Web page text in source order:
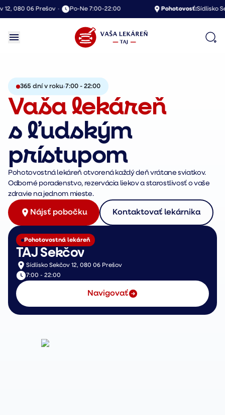
080 06 Prešov • Po-Ne 7:00-22:00 Pohotovosť:Sídlisko
365 dní v roku 7:00 - 22:00
Vaša lekáreň
s ľudským
prístupom
Pohotovostná lekáreň otvorená každý deň vrátane sviatkov.
Odborné poradenstvo, rezervácia liekov a starostlivosť o vaše
zdravie na jednom mieste.
Nájsť pobočku Kontaktovať lekárnika
Pohotovostná lekáreň
TAJ Sekčov
Sídlisko Sekčov 12, 080 06 Prešov
7:00 - 22:00
Navigovať